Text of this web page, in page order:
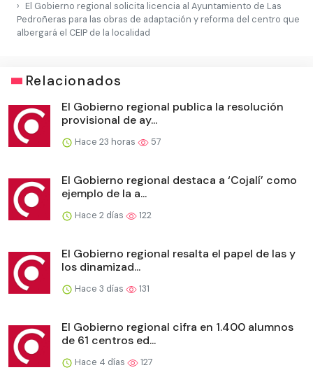
El Gobierno regional solicita licencia al Ayuntamiento de Las
Pedroñeras para las obras de adaptación y reforma del centro que
albergará el CEIP de la localidad
Relacionados
El Gobierno regional publica la resolución
provisional de ay...
Hace 23 horas 57
El Gobierno regional destaca a ‘Cojalí’ como
ejemplo de la a...
Hace 2 días 122
El Gobierno regional resalta el papel de las y
los dinamizad...
Hace 3 días 131
El Gobierno regional cifra en 1.400 alumnos
de 61 centros ed...
Hace 4 días 127